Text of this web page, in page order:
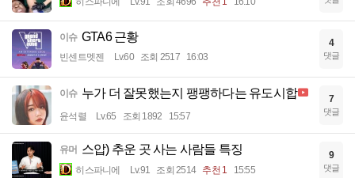
이슈 GTA6 근황
빈센트멧젠 Lv.60 조회 2517 16:03
4
댓글
이슈 누가 더 잘못했는지 팽팽하다는 유도시합
윤석렬 Lv.65 조회 1892 15:57
7
댓글
유머 스압) 추운 곳 사는 사람들 특징
히스파니에 Lv.91 조회 2514 추천 1 15:55
9
댓글